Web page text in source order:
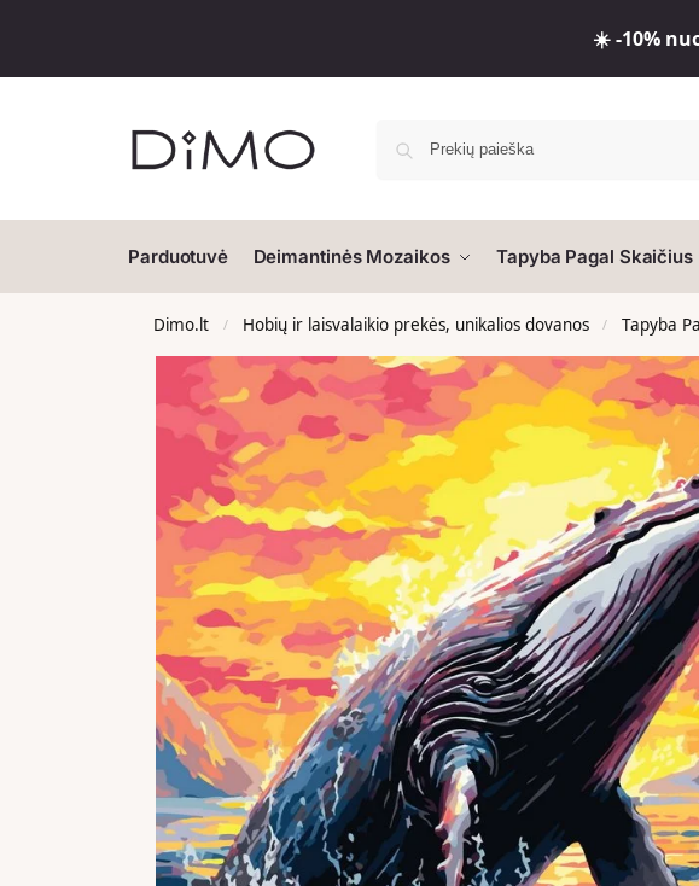
☀️ -10%
Parduotuvė Deimantinės Mozaikos Tapyba Pagal Skaičius
Dimo.lt / Hobių ir laisvalaikio prekės, unikalios dovanos / Tapyba